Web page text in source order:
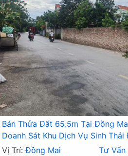
Bán Thửa Đất 65.5m Tại Đồng
Doanh Sát Khu Dịch Vụ Sinh
Vị Trí: Đồng Mai Tư Vấn